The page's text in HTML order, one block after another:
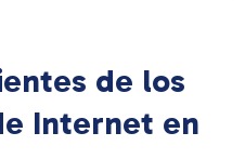
de los
Internet en